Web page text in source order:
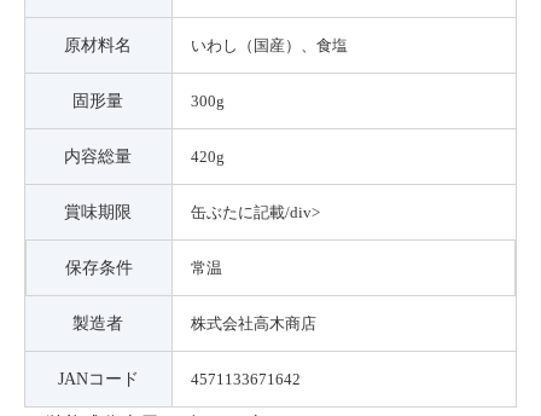
原材料名 いわし（国産）、食塩
固形量 300g
内容総量 420g
賞味期限 缶ぶたに記載/div>
保存条件 常温
製造者 株式会社高木商店
JANコード 4571133671642